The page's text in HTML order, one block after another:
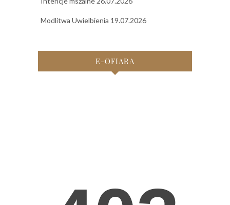
Modlitwa Uwielbienia 19.07.2026
E-OFIARA